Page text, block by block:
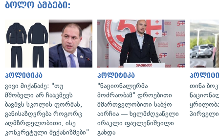
ბოლო ამბები:
პოლიტიკა
გივი მიქანაძე: "თუ
მშობელი არ ჩააცმევს
ბავშვს სკოლის ფორმას,
განისაზღვრება როგორც
აღმზრდელობითი, ისე
კონკრეტული მექანიზმები"
პოლიტიკა
"ნაციონალურმა
მოძრაობამ" დროებითი
მმართველობითი საბჭო
აირჩია — ხელმძღვანელი
ირაკლი ფავლენიშვილი
გახდა
თინა